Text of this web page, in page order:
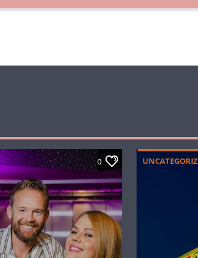
BARBARA KOLAR BOŽIĆ ČESTITKA EKIPA